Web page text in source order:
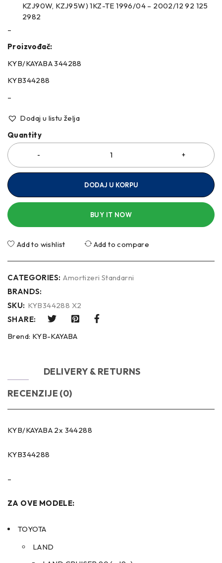
KZJ90W, KZJ95W) 1KZ-TE 1996/04 – 2002/12 92 125
2982
–
Proizvođač:
KYB/KAYABA 344288
KYB344288
–
Dodaj u listu želja
Quantity
DODAJ U KORPU
BUY IT NOW
Add to wishlist Add to compare
CATEGORIES: Amortizeri Standarni
BRANDS:
SKU: KYB344288 X2
SHARE:
Brend: KYB-KAYABA
DELIVERY & RETURNS
RECENZIJE (0)
KYB/KAYABA 2x 344288
KYB344288
–
ZA OVE MODELE:
TOYOTA
LAND